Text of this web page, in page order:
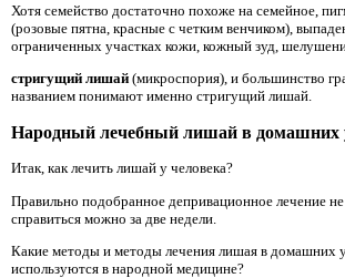
Хотя семейство достаточно похоже на семейное,
(розовые пятна, красные с четким венчиком),
ограниченных участках кожи, кожный зуд,
стригущий лишай (микроспория), и большинство
названием понимают именно стригущий лишай.
Народный лечебный лишай в домашних
Итак, как лечить лишай у человека?
Правильно подобранное депривационное лечение не
справиться можно за две недели.
Какие методы и методы лечения лишая в домашних
используются в народной медицине?